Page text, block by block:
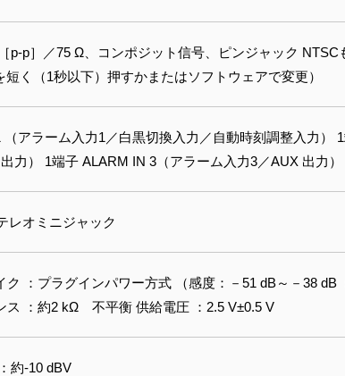
p-p］／75 Ω、コンポジット信号、ピンジャック NTSC
短く（1秒以下）押すかまたはソフトウェアで変更）
（アラーム入力1／白黒切換入力／自動時刻調整入力）
力） 1端子 ALARM IN 3（アラーム入力3／AUX 出力
レオミニジャック
ク ：プラグインパワー方式 （感度：－51 dB～－38 dB
ス ：約2 kΩ 不平衡 供給電圧 ：2.5 V±0.5 V
約-10 dBV